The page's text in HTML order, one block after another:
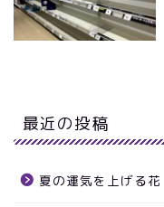
最近の投稿
夏の運気を上げる花